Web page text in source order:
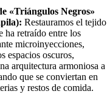
«Triángulos Negros»
Restauramos el tejido
ha retraído entre los
microinyecciones,
espacios oscuros,
arquitectura armoniosa a
que se conviertan en
y restos de comida.